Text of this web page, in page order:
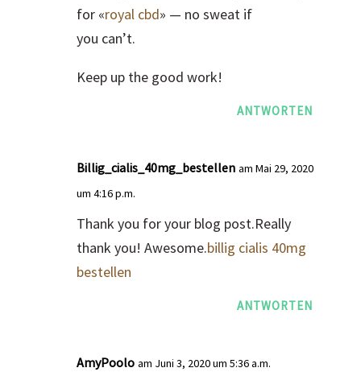
for «royal cbd» — no sweat if
you can’t.
Keep up the good work!
ANTWORTEN
Billig_cialis_40mg_bestellen am Mai 29, 2020
um 4:16 p.m.
Thank you for your blog post.Really
thank you! Awesome.billig cialis 40mg
bestellen
ANTWORTEN
AmyPoolo am Juni 3, 2020 um 5:36 a.m.